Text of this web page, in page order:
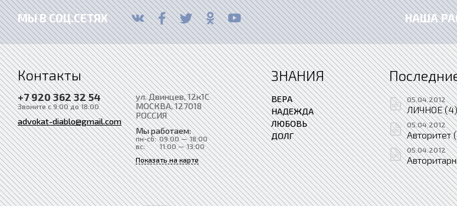
МЫ В СОЦ.СЕТЯХ НАША
Контакты
+7 920 362 32 54
Звоните с 9:00 до 18:00
advokat-diablo@gmail.com
ул. Двинцев, 12к1С
МОСКВА, 127018
РОССИЯ
Мы работаем:
пн-сб: 09:00 — 18:00
вс:
11:00 — 13:00
Показать на карте
ЗНАНИЯ
ВЕРА
НАДЕЖДА
ЛЮБОВЬ
ДОЛГ
05.04.2012
ЛИЧНОЕ (4)
05.04.2012
Авторитет
05.04.2012